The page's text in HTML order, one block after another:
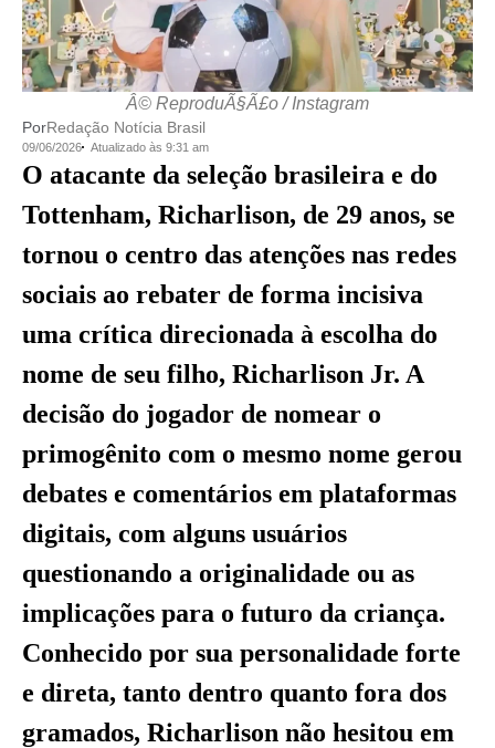
Â© ReproduÃ§Ã£o / Instagram
PorRedação Notícia Brasil
09/06/2026 Atualizado às 9:31 am
O atacante da seleção brasileira e do
Tottenham, Richarlison, de 29 anos, se
tornou o centro das atenções nas redes
sociais ao rebater de forma incisiva
uma crítica direcionada à escolha do
nome de seu filho, Richarlison Jr. A
decisão do jogador de nomear o
primogênito com o mesmo nome gerou
debates e comentários em plataformas
digitais, com alguns usuários
questionando a originalidade ou as
implicações para o futuro da criança.
Conhecido por sua personalidade forte
e direta, tanto dentro quanto fora dos
gramados, Richarlison não hesitou em